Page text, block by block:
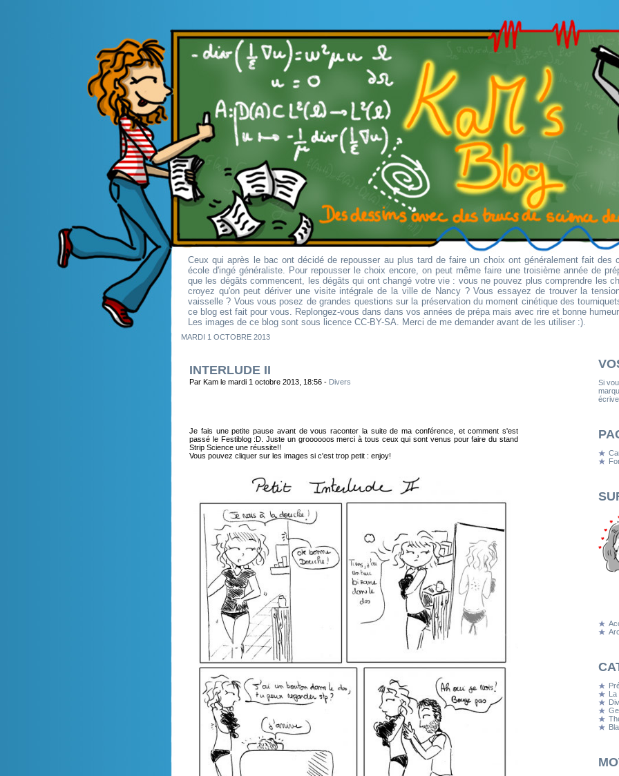
Ceux qui après le bac ont décidé de repousser au plus tard de faire un choix ont généralement fait des
école d'ingé généraliste. Pour repousser le choix encore, on peut même faire une troisième année de
que les dégâts commencent, les dégâts qui ont changé votre vie : vous ne pouvez plus comprendre les
croyez qu'on peut dériver une visite intégrale de la ville de Nancy ? Vous essayez de trouver la
vaisselle ? Vous vous posez de grandes questions sur la préservation du moment cinétique des
ce blog est fait pour vous. Replongez-vous dans dans vos années de prépa mais avec rire et bonne
Les images de ce blog sont sous licence CC-BY-SA. Merci de me demander avant de les utiliser :).
MARDI 1 OCTOBRE 2013
INTERLUDE II
Par Kam le mardi 1 octobre 2013, 18:56 - Divers
Je fais une petite pause avant de vous raconter la suite de ma conférence, et comment s'est
passé le Festiblog :D. Juste un groooooos merci à tous ceux qui sont venus pour faire du stand
Strip Science une réussite!!
Vous pouvez cliquer sur les images si c'est trop petit : enjoy!
Si
La